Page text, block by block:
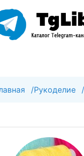
/Рукоделие /